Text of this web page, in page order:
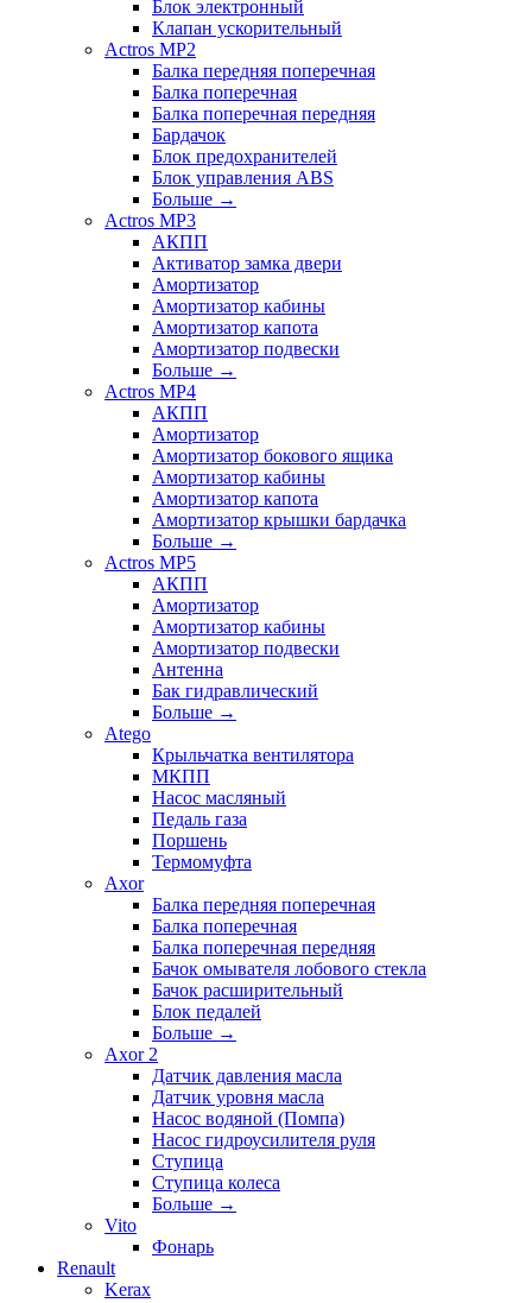
Блок электронный
Клапан ускорительный
Actros MP2
Балка передняя поперечная
Балка поперечная
Балка поперечная передняя
Бардачок
Блок предохранителей
Блок управления ABS
Больше →
Actros MP3
АКПП
Активатор замка двери
Амортизатор
Амортизатор кабины
Амортизатор капота
Амортизатор подвески
Больше →
Actros MP4
АКПП
Амортизатор
Амортизатор бокового ящика
Амортизатор кабины
Амортизатор капота
Амортизатор крышки бардачка
Больше →
Actros MP5
АКПП
Амортизатор
Амортизатор кабины
Амортизатор подвески
Антенна
Бак гидравлический
Больше →
Atego
Крыльчатка вентилятора
МКПП
Насос масляный
Педаль газа
Поршень
Термомуфта
Axor
Балка передняя поперечная
Балка поперечная
Балка поперечная передняя
Бачок омывателя лобового стекла
Бачок расширительный
Блок педалей
Больше →
Axor 2
Датчик давления масла
Датчик уровня масла
Насос водяной (Помпа)
Насос гидроусилителя руля
Ступица
Ступица колеса
Больше →
Vito
Фонарь
Renault
Kerax